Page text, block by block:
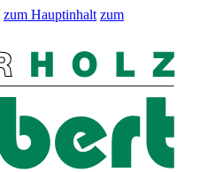
zum Hauptinhalt zum